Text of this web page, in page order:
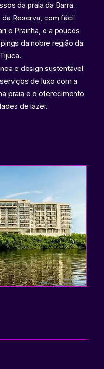
da praia da Barra,
da Reserva, com fácil
e Prainha, e a poucos
da nobre região da
e design sustentável
de luxo com a
praia e o oferecimento
de lazer.